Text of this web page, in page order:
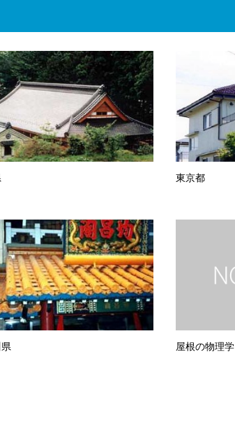
東京都
屋根の物理学